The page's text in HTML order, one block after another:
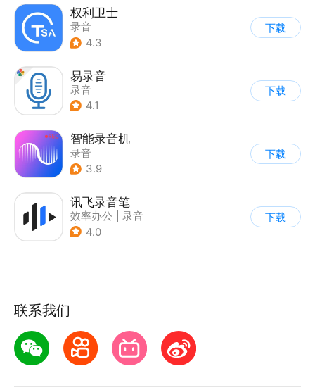
权利卫士
录音
4.3
下载
易录音
录音
4.1
下载
智能录音机
录音
3.9
下载
讯飞录音笔
效率办公
录音
| AI语音转录
4.0
下载
联系我们